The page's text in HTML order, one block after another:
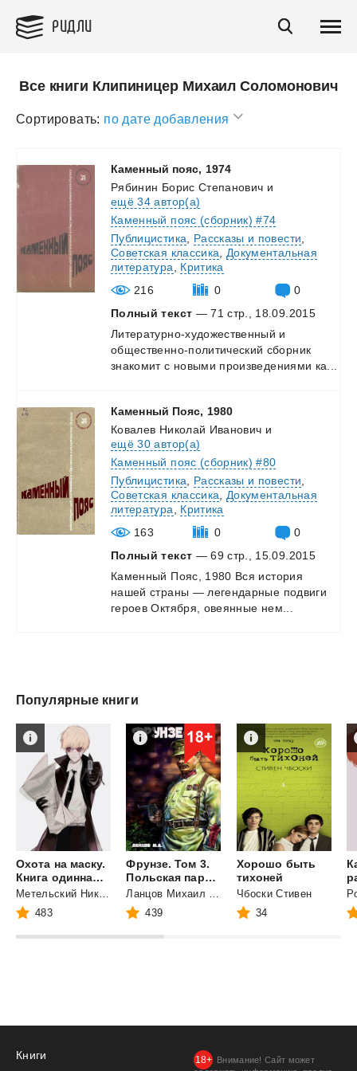
РИДЛИ
Все книги Клипиницер Михаил Соломонович
Сортировать: по дате добавления
Каменный пояс, 1974
Рябинин Борис Степанович и
ещё 34 автор(а)
Каменный пояс (сборник) #74
Публицистика
Рассказы и повести
Советская классика
Документальная
литература
Критика
216
0
0
Полный текст — 71 стр., 18.09.2015
Литературно-художественный и
общественно-политический сборник
знакомит с новыми произведениями ка...
Каменный Пояс, 1980
Ковалев Николай Иванович и
ещё 30 автор(а)
Каменный пояс (сборник) #80
Публицистика
Рассказы и повести
Советская классика
Документальная
литература
Критика
163
0
0
Полный текст — 69 стр., 15.09.2015
Каменный Пояс, 1980 Вся история
нашей страны — легендарные подвиги
героев Октября, овеянные нем...
Популярные книги
Охота на маску.
Книга одиннадцатая (часть вторая)
Метельский Николай Александрович
483
Фрунзе. Том 3.
Польская партия
439
Хорошо быть
тихоней
Чбоски Стивен
34
Книги
Внимание! Сайт может